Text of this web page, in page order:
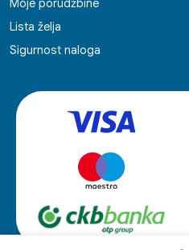
Moje porudžbine
Lista želja
Sigurnost naloga